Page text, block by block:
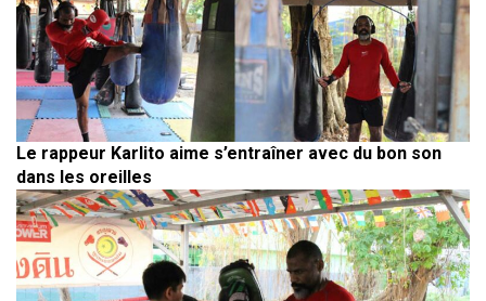
Le rappeur Karlito aime s’entraîner avec du bon son
dans les oreilles